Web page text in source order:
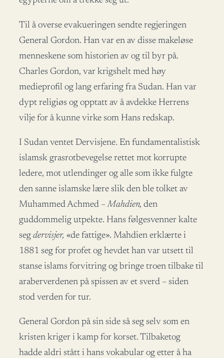
Til å overse evakueringen sendte regjeringen
General Gordon. Han var en av disse makeløse
menneskene som historien av og til byr på.
Charles Gordon, var krigshelt med høy
medieprofil og lang erfaring fra Sudan. Han var
dypt religiøs og opptatt av å avdekke Herrens
vilje for å kunne virke som Hans redskap.
I Sudan ventet Dervisjene. En fundamentalistisk
islamsk grasrotbevegelse rettet mot korrupte
ledere, mot utlendinger og alle som ikke fulgte
den sanne islamske lære slik den ble tolket av
Muhammed Achmed – Mahdien, den
guddommelig utpekte. Hans følgesvenner kalte
seg dervisjer, «de fattige». Mahdien erklærte i
1881 seg for profet og hevdet han var utsett til
stanse islams forvitring og bringe troen tilbake til
araberverdenen på spissen av et sverd – siden
stod verden for tur.
General Gordon på sin side så seg selv som en
kristen kriger i kamp for korset. Tilbaketog
hadde aldri stått i hans vokabular og etter å ha